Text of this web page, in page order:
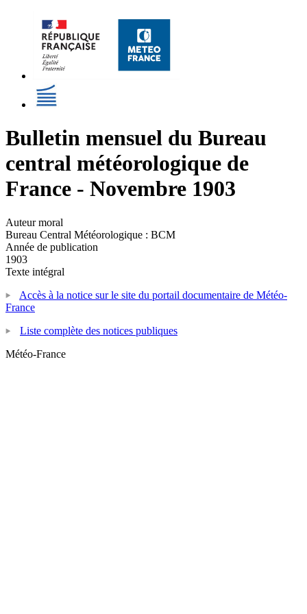
Bulletin mensuel du Bureau
central météorologique de
France - Novembre 1903
Auteur moral
Bureau Central Météorologique : BCM
Année de publication
1903
Texte intégral
Accès à la notice sur le site du portail documentaire de Météo-
France
Liste complète des notices publiques
Météo-France